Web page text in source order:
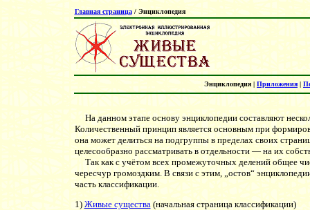
Главная страница/ Энциклопедия
Энциклопедия | Приложения |
На данном этапе основу энциклопедии составляют
Количественный принцип является основным при
она может делиться на подгруппы в пределах своих
целесообразно рассматривать в отдельности — на их
Так как с учётом всех промежуточных делений общее
чересчур громоздким. В связи с этим, „остов“
часть классификации.
1) Живые существа(начальная страница классификации)